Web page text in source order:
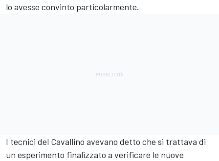
lo avesse convinto particolarmente.
I tecnici del Cavallino avevano detto che si trattava di
un esperimento finalizzato a verificare le nuove